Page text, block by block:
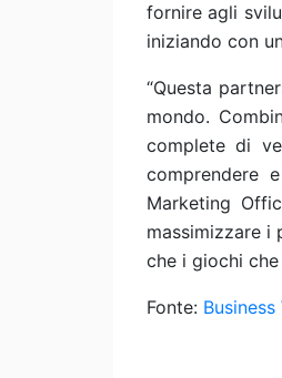
fornire agli
iniziando con
“Questa
mondo.
complete di
comprendere
Marketing
massimizzare i
che i giochi
Fonte: Business